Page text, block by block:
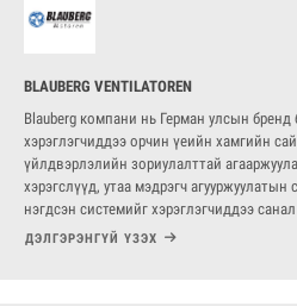
BLAUBERG VENTILATOREN
Blauberg компани нь Герман улсын бренд
хэрэглэгчиддээ орчин үеийн хамгийн
үйлдвэрлэлийн зориулалттай
хэрэгслүүд, утаа мэдрэгч
нэгдсэн системийг хэрэглэгчиддээ
ДЭЛГЭРЭНГҮЙ ҮЗЭХ